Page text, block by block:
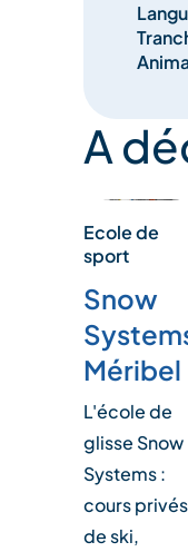
A
Ecole de
sport
Snow
Méribel
L'école de
glisse Snow
Systems :
cours privés
de ski,